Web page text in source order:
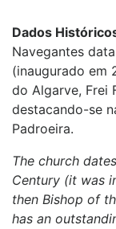
Dados
Navegantes
(inaugurado em
do Algarve, Frei
destacando-se
Padroeira.
The church
Century (it was
then Bishop of
has an